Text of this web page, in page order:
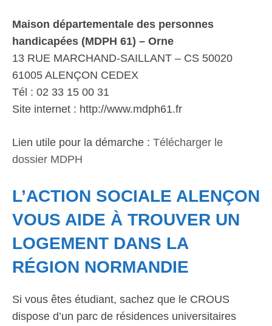
Maison départementale des personnes
handicapées (MDPH 61) – Orne
13 RUE MARCHAND-SAILLANT – CS 50020
61005 ALENÇON CEDEX
Tél : 02 33 15 00 31
Site internet : http://www.mdph61.fr
Lien utile pour la démarche : Télécharger le
dossier MDPH
L’ACTION SOCIALE ALENÇON
VOUS AIDE À TROUVER UN
LOGEMENT DANS LA
RÉGION NORMANDIE
Si vous êtes étudiant, sachez que le CROUS
dispose d’un parc de résidences universitaires